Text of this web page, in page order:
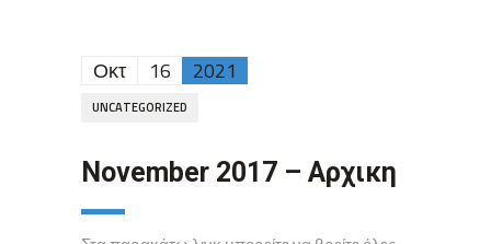
Οκτ 16 2021
UNCATEGORIZED
November 2017 – Αρχικη